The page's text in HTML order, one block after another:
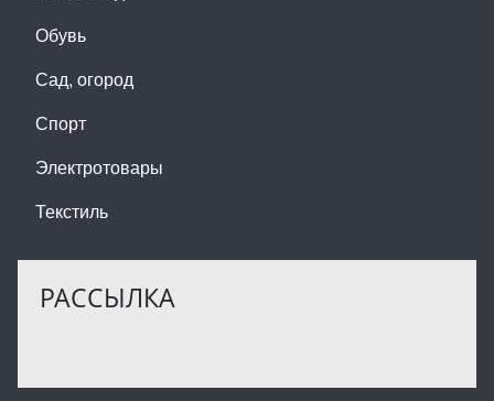
Обувь
Сад, огород
Спорт
Электротовары
Текстиль
РАССЫЛКА